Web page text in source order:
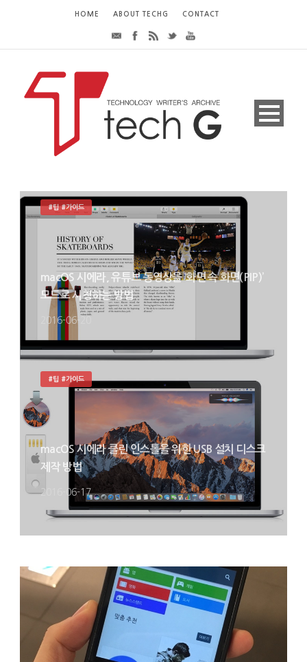
HOME ABOUT TECHG CONTACT
macOS 시에라, 유튜브 동영상을 ‘화면 속 화면(PIP)’
모드로 시청하는 방법
2016-06-20
#팁 #가이드
macOS 시에라 클린 인스톨을 위한 USB 설치 디스크
제작 방법
2016-06-17
#팁 #가이드